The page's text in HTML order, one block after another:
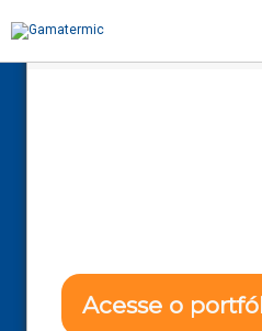
Acesse o
para
Home Informações